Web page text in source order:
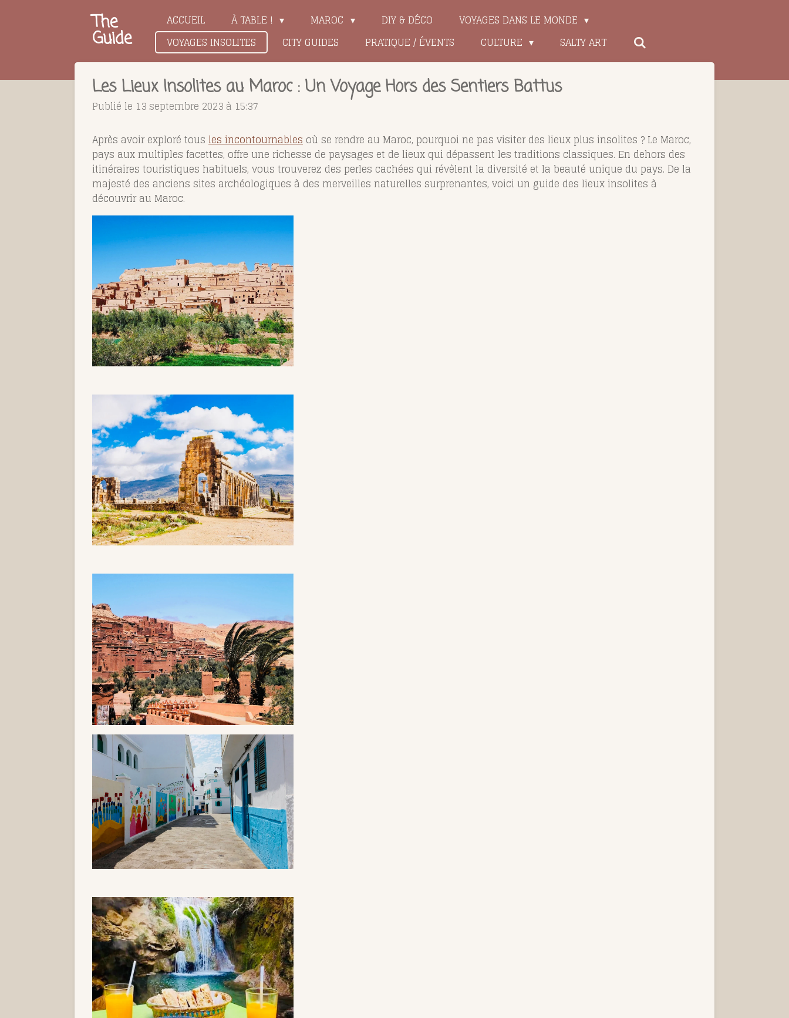
The
Guide
ACCUEIL À TABLE ! MAROC DIY & DÉCO
VOYAGES DANS LE MONDE
VOYAGES INSOLITES
CITY GUIDES PRATIQUE / ÉVENTS CULTURE SALTY ART
Les Lieux Insolites au Maroc : Un Voyage Hors des Sentiers Battus
Publié le 13 septembre 2023 à 15:37
Après avoir exploré tous les incontournables où se rendre au Maroc, pourquoi ne pas visiter des lieux plus insolites ? Le Maroc,
pays aux multiples facettes, offre une richesse de paysages et de lieux qui dépassent les traditions classiques. En dehors des
itinéraires touristiques habituels, vous trouverez des perles cachées qui révèlent la diversité et la beauté unique du pays. De la
majesté des anciens sites archéologiques à des merveilles naturelles surprenantes, voici un guide des lieux insolites à
découvrir au Maroc.